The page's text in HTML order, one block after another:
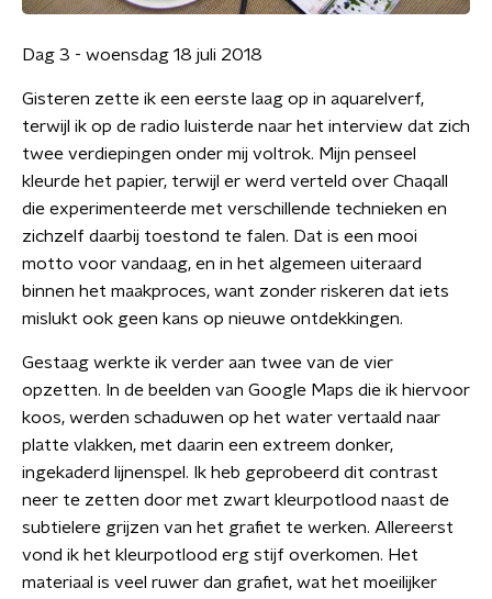
Dag 3 - woensdag 18 juli 2018
Gisteren zette ik een eerste laag op in aquarelverf,
terwijl ik op de radio luisterde naar het interview dat zich
twee verdiepingen onder mij voltrok. Mijn penseel
kleurde het papier, terwijl er werd verteld over Chaqall
die experimenteerde met verschillende technieken en
zichzelf daarbij toestond te falen. Dat is een mooi
motto voor vandaag, en in het algemeen uiteraard
binnen het maakproces, want zonder riskeren dat iets
mislukt ook geen kans op nieuwe ontdekkingen.
Gestaag werkte ik verder aan twee van de vier
opzetten. In de beelden van Google Maps die ik hiervoor
koos, werden schaduwen op het water vertaald naar
platte vlakken, met daarin een extreem donker,
ingekaderd lijnenspel. Ik heb geprobeerd dit contrast
neer te zetten door met zwart kleurpotlood naast de
subtielere grijzen van het grafiet te werken. Allereerst
vond ik het kleurpotlood erg stijf overkomen. Het
materiaal is veel ruwer dan grafiet, wat het moeilijker